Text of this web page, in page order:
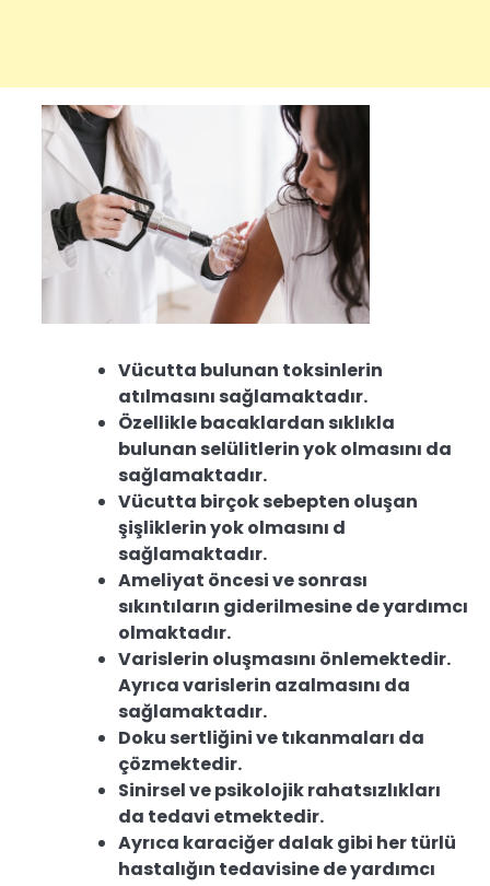
Vücutta bulunan toksinlerin
atılmasını sağlamaktadır.
Özellikle bacaklardan sıklıkla
bulunan selülitlerin yok olmasını da
sağlamaktadır.
Vücutta birçok sebepten oluşan
şişliklerin yok olmasını d
sağlamaktadır.
Ameliyat öncesi ve sonrası
sıkıntıların giderilmesine de yardımcı
olmaktadır.
Varislerin oluşmasını önlemektedir.
Ayrıca varislerin azalmasını da
sağlamaktadır.
Doku sertliğini ve tıkanmaları da
çözmektedir.
Sinirsel ve psikolojik rahatsızlıkları
da tedavi etmektedir.
Ayrıca karaciğer dalak gibi her türlü
hastalığın tedavisine de yardımcı